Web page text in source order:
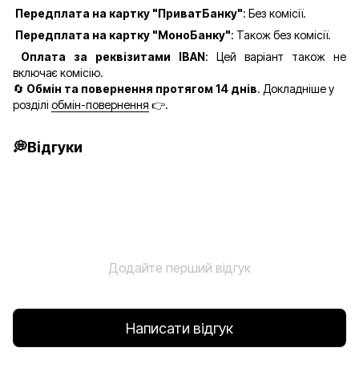
Передплата на картку "ПриватБанку": Без комісії.
Передплата на картку "МоноБанку": Також без комісії.
Оплата за реквізитами IBAN: Цей варіант також не
включає комісію.
🔄 Обмін та повернення протягом 14 днів. Докладніше у
розділі обмін-повернення 👉.
💭Відгуки
Додайте перший відгук
Написати відгук